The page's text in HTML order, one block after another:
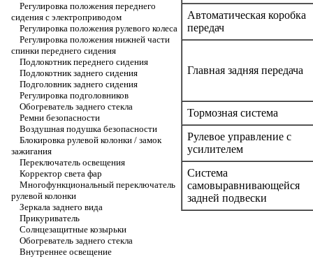
Регулировка положения переднего
сидения с электроприводом
Регулировка положения рулевого колеса
Регулировка положения нижней части
спинки переднего сидения
Подлокотник переднего сидения
Подлокотник заднего сидения
Подголовник заднего сидения
Регулировка подголовников
Обогреватель заднего стекла
Ремни безопасности
Воздушная подушка безопасности
Блокировка рулевой колонки / замок
зажигания
Переключатель освещения
Корректор света фар
Многофункциональный переключатель
рулевой колонки
Зеркала заднего вида
Прикуриватель
Солнцезащитные козырьки
Обогреватель заднего стекла
Внутреннее освещение
Автоматическая коробка
передач
Главная задняя передача
Тормозная система
Рулевое управление с
усилителем
Система
самовыравнивающейся
задней подвески